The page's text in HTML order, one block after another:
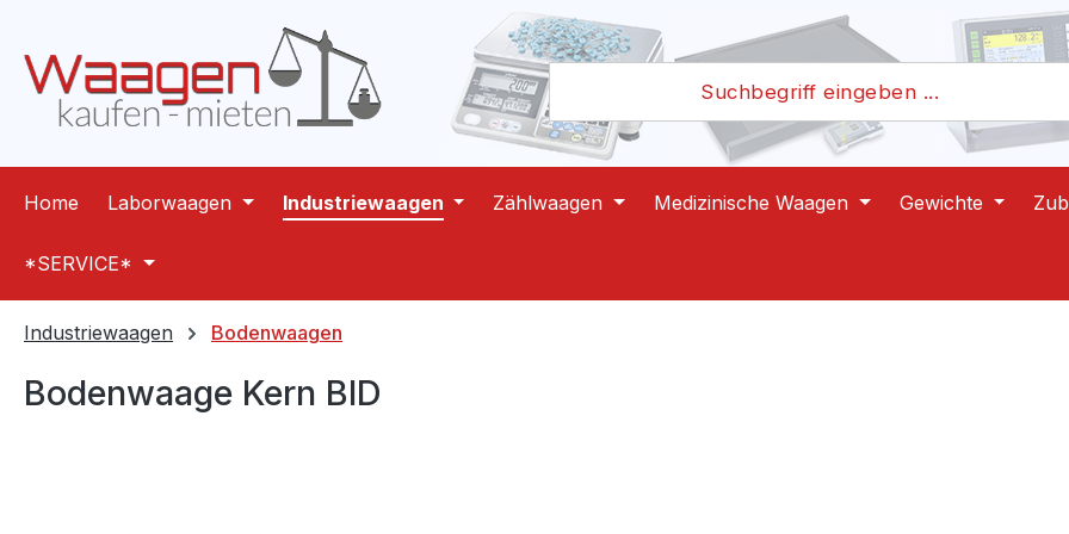
Zur Hauptnavigation springen
Home Laborwaagen Industriewaagen Zählwaagen Medizinische Waagen Gewichte
*SERVICE*
Industriewaagen Bodenwaagen
Bodenwaage Kern BID